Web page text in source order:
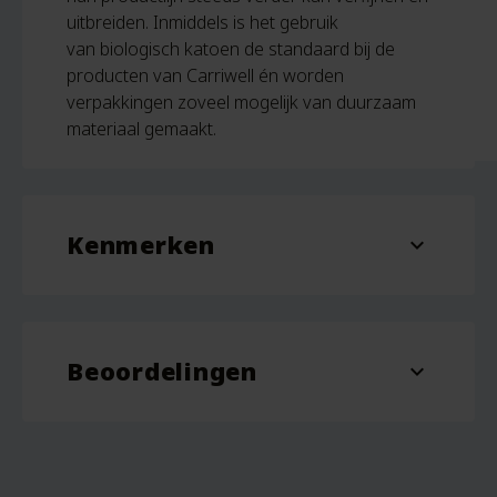
uitbreiden. Inmiddels is het gebruik
van biologisch katoen de standaard bij de
producten van Carriwell én worden
verpakkingen zoveel mogelijk van duurzaam
materiaal gemaakt.
Kenmerken expand_more
Beoordelingen expand_more